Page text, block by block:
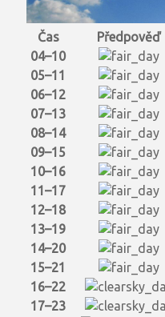
Čas Předpověď
04–10
05–11
06–12
07–13
08–14
09–15
10–16
11–17
12–18
13–19
14–20
15–21
16–22
17–23